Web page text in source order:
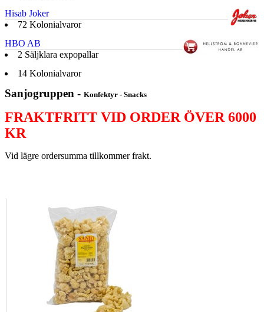
Hisab Joker
72 Kolonialvaror
HBO AB
2 Säljklara expopallar
14 Kolonialvaror
Sanjogruppen - Konfektyr - Snacks
FRAKTFRITT VID ORDER ÖVER 6000
KR
Vid lägre ordersumma tillkommer frakt.